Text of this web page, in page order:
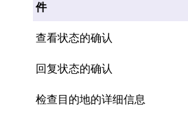
件
查看状态的确认
回复状态的确认
检查目的地的详细信息